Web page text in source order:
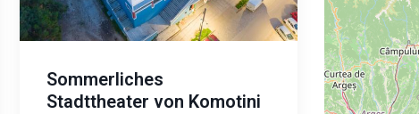
Sommerliches
Stadttheater von Komotini